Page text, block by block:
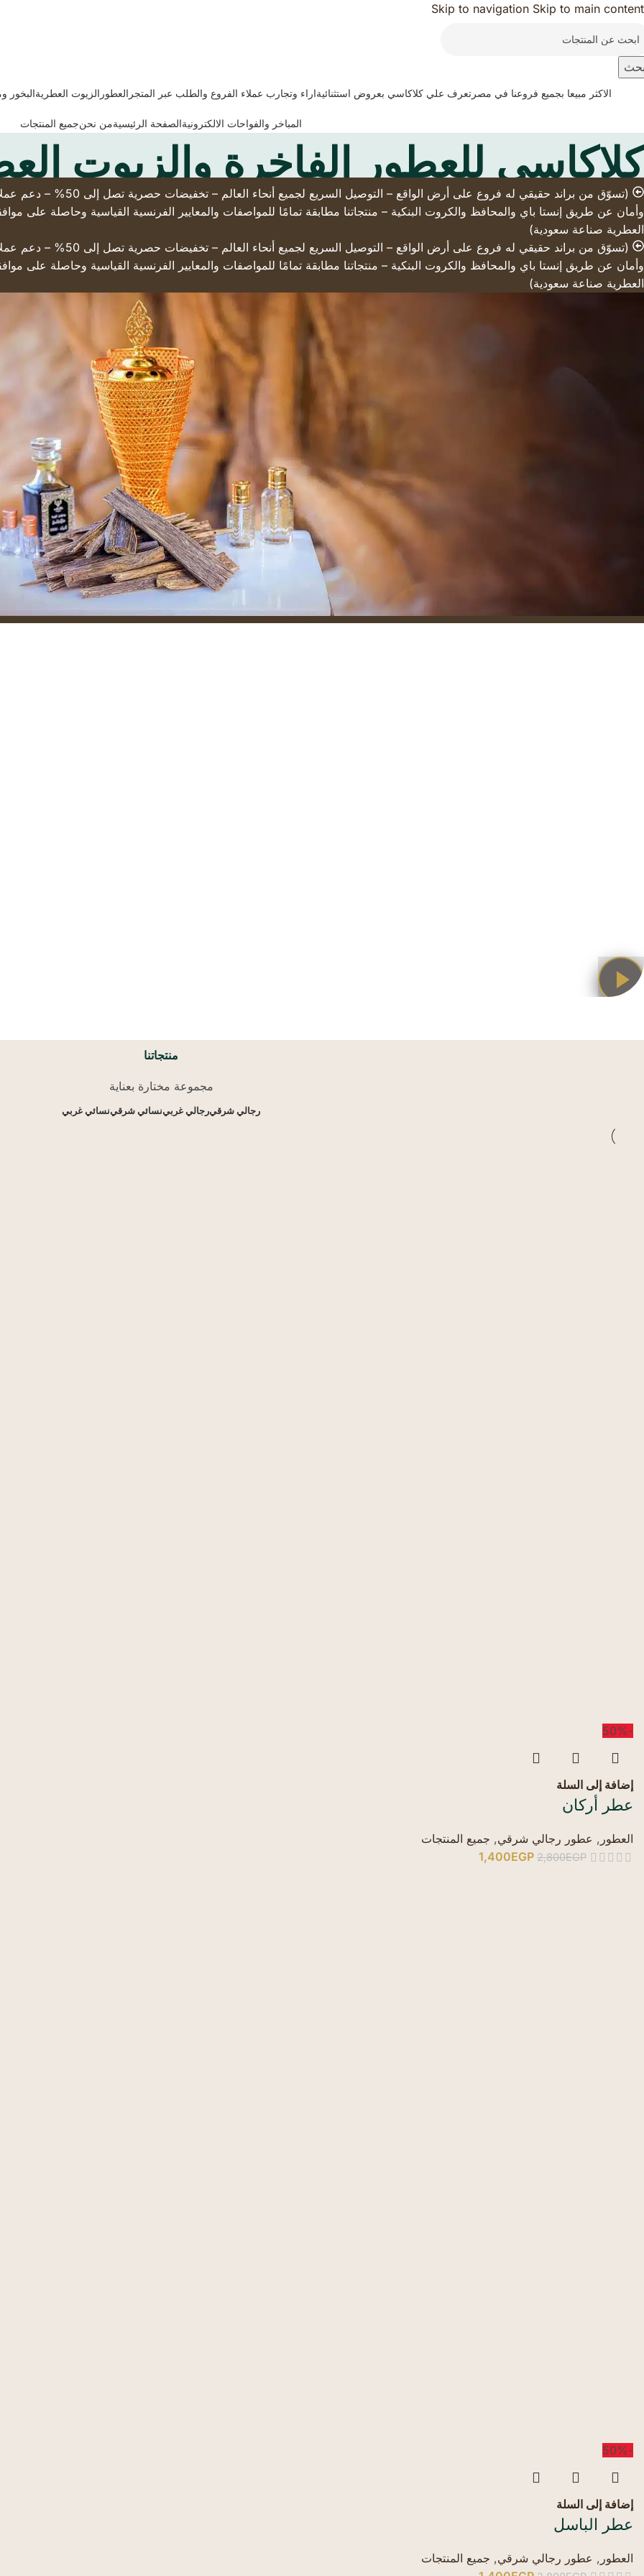
Skip to navigation Skip to main content
الاكثر مبيعا بجميع فروعنا في مصر تعرف علي كلاكاسي بعروض استثنائيةاراء وتجارب عملاء الفروع والطلب عبر المتجر العطور الزيوت العطريةالبخور
المباخر والفواحات الالكترونيةالصفحة الرئيسيةمن نحنجميع المنتجات
كلاكاسي للعطور الفاخرة والزيوت
(تسوّق من براند حقيقي له فروع
وأمان عن طريق إنستا باي والمحافظ والكروت البنكية – منتجاتنا مطابقة تمامًا للمواصفات والمعايير الفرنسية القياسية وحاصلة على
العطرية صناعة سعودية)
(تسوّق من براند حقيقي له فروع
وأمان عن طريق إنستا باي والمحافظ والكروت البنكية – منتجاتنا مطابقة تمامًا للمواصفات والمعايير الفرنسية القياسية وحاصلة على
العطرية صناعة سعودية)
منتجاتنا
مجموعة مختارة بعناية
رجالي شرقيرجالي غربينسائي شرقينسائي غربي
-50%
إضافة إلى السلة
عطر أركان
العطور , عطور رجالي شرقي, جميع المنتجات
2,800EGP
1,400EGP
-50%
إضافة إلى السلة
عطر الباسل
العطور , عطور رجالي شرقي, جميع المنتجات